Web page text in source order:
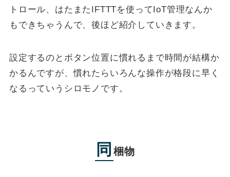
トロール、はたまたIFTTTを使ってIoT管理なんか
もできちゃうんで、後ほど紹介していきます。
設定するのとボタン位置に慣れるまで時間が結構か
かるんですが、慣れたらいろんな操作が格段に早く
なるっていうシロモノです。
同 梱物